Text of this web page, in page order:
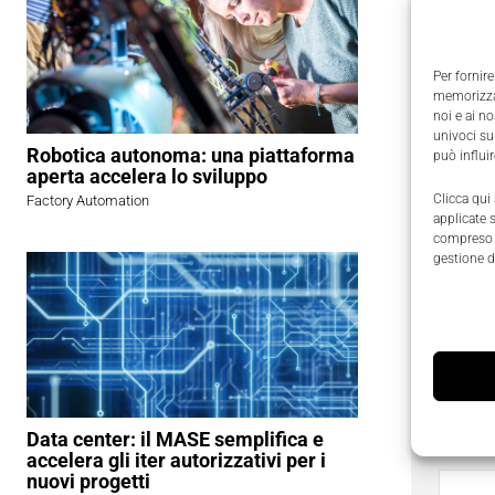
Per
noi e ai
univoci
può
Clicca qui
applicate
gestione
Robotica autonoma: una piattaforma
aperta accelera lo sviluppo
Factory Automation
Data center: il MASE semplifica e
accelera gli iter autorizzativi per i
nuovi progetti
quanto
3532/
Inoltre
misure,